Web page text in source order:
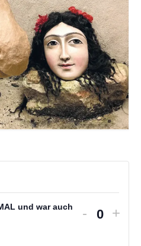
und war auch
-
Anzahl
+